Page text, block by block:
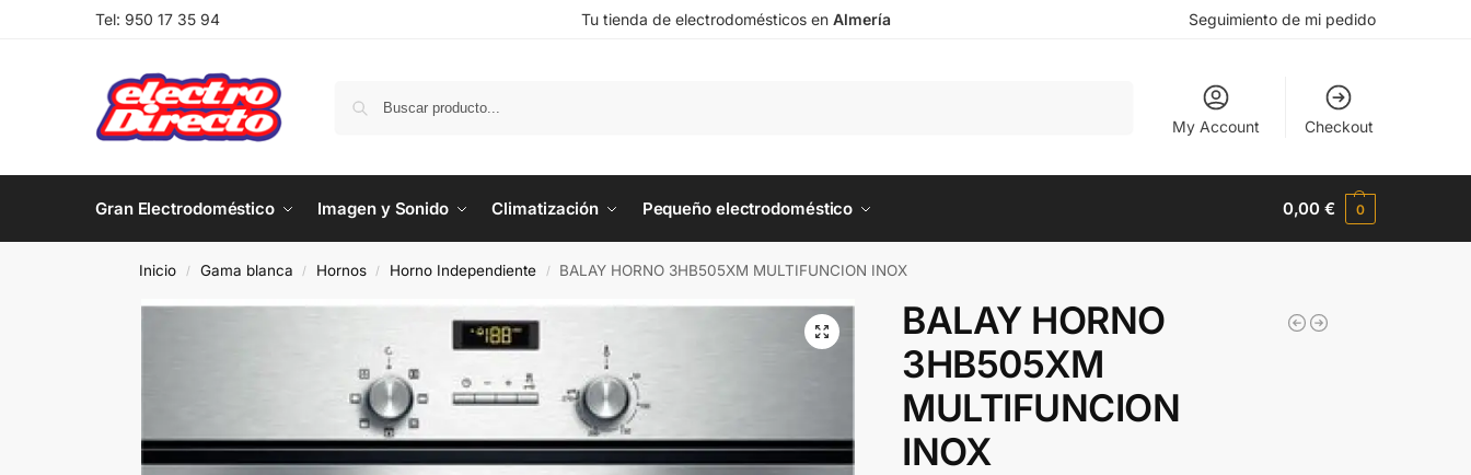
Tel: 950 17 35 94 Tu tienda de electrodomésticos en Almería Seguimiento de mi pedido
My Account Checkout
Gran Electrodoméstico Imagen y Sonido Climatización Pequeño electrodoméstico 0,00€ 0
Inicio / Gama blanca / Hornos / Horno Independiente / BALAY HORNO 3HB505XM MULTIFUNCION INOX
BALAY HORNO
3HB505XM
MULTIFUNCION
INOX